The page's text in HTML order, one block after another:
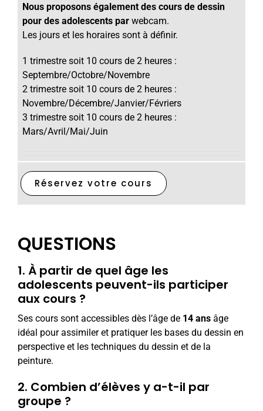
Nous proposons également des cours de dessin
pour des adolescents par webcam.
Les jours et les horaires sont à définir.
1 trimestre soit 10 cours de 2 heures :
Septembre/Octobre/Novembre
2 trimestre soit 10 cours de 2 heures :
Novembre/Décembre/Janvier/Févriers
3 trimestre soit 10 cours de 2 heures :
Mars/Avril/Mai/Juin
Réservez votre cours
QUESTIONS
1. À partir de quel âge les
adolescents peuvent-ils participer
aux cours ?
Ses cours sont accessibles dès l’âge de 14 ans âge
idéal pour assimiler et pratiquer les bases du dessin en
perspective et les techniques du dessin et de la
peinture.
2. Combien d’élèves y a-t-il par
groupe ?